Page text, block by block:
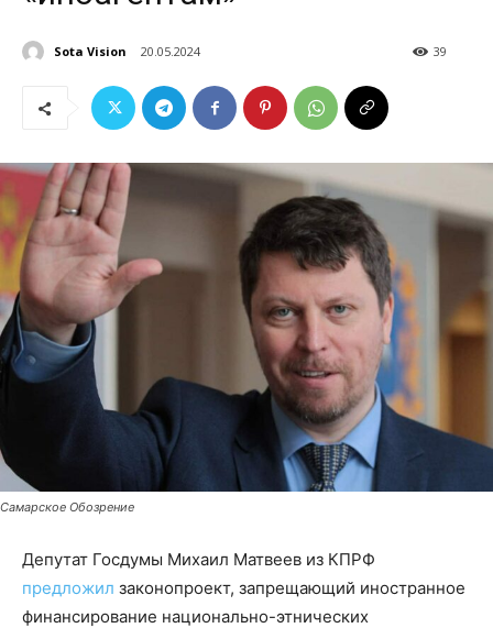
Sota Vision 20.05.2024 39
Самарское Обозрение
Депутат Госдумы Михаил Матвеев из КПРФ
предложил законопроект, запрещающий иностранное
финансирование национально-этнических